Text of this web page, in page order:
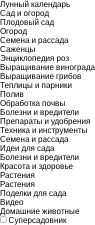
Лунный календарь
Сад и огород
Плодовый сад
Огород
Семена и рассада
Саженцы
Энциклопедия роз
Выращивание винограда
Выращивание грибов
Теплицы и парники
Полив
Обработка почвы
Болезни и вредители
Препараты и удобрения
Техника и инструменты
Семена и рассада
Идеи для сада
Болезни и вредители
Красота и здоровье
Растения
Растения
Поделки для сада
Видео
Домашние животные
Суперсадовник